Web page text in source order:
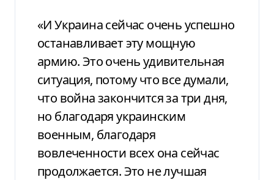
«И Украина сейчас очень успешно
останавливает эту мощную
армию. Это очень удивительная
ситуация, потому что все думали,
что война закончится за три дня,
но благодаря украинским
военным, благодаря
вовлеченности всех она сейчас
продолжается. Это не лучшая